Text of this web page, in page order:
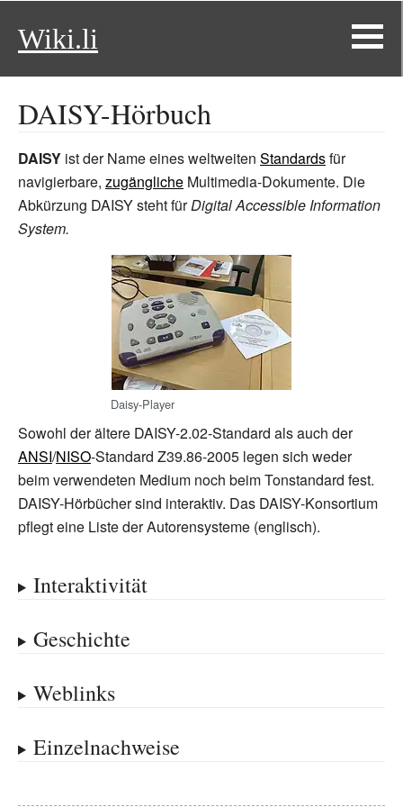
Wiki.li
DAISY-Hörbuch
DAISY ist der Name eines weltweiten Standardsfür
navigierbare, zugängliche Multimedia-Dokumente. Die
Abkürzung DAISY steht fürDigital Accessible Information
System.
Daisy-Player
Sowohl der ältere DAISY-2.02-Standard als auch der
ANSI/NISO-Standard Z39.86-2005 legen sich weder
beim verwendeten Medium noch beim Tonstandard fest.
DAISY-Hörbücher sind interaktiv. Das DAISY-Konsortium
pflegt eine Liste der Autorensysteme (englisch).
Interaktivität
Geschichte
Weblinks
Einzelnachweise